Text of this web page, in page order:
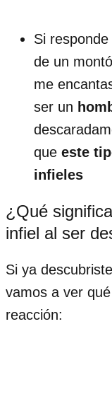
Si
de un
me
ser un
que este
infieles
¿Qué
infiel al ser
Si ya
vamos a ver
reacción: